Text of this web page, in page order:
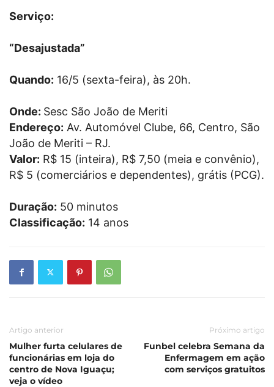
Serviço:
“Desajustada”
Quando: 16/5 (sexta-feira), às 20h.
Onde: Sesc São João de Meriti
Endereço: Av. Automóvel Clube, 66, Centro, São
João de Meriti – RJ.
Valor: R$ 15 (inteira), R$ 7,50 (meia e convênio),
R$ 5 (comerciários e dependentes), grátis (PCG).
Duração: 50 minutos
Classificação: 14 anos
Artigo anterior
Mulher furta celulares de
funcionárias em loja do
centro de Nova Iguaçu;
veja o vídeo
Próximo artigo
Funbel celebra Semana da
Enfermagem em ação
com serviços gratuitos